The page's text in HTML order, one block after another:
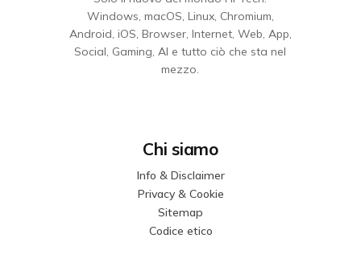
Windows, macOS, Linux, Chromium,
Android, iOS, Browser, Internet, Web, App,
Social, Gaming, AI e tutto ciò che sta nel
mezzo.
Chi siamo
Info & Disclaimer
Privacy & Cookie
Sitemap
Codice etico